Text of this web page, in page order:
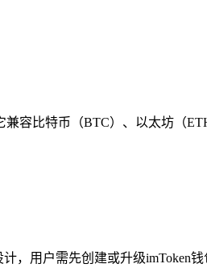
容比特币（BTC）、以太坊（
，用户需先创建或升级imToken